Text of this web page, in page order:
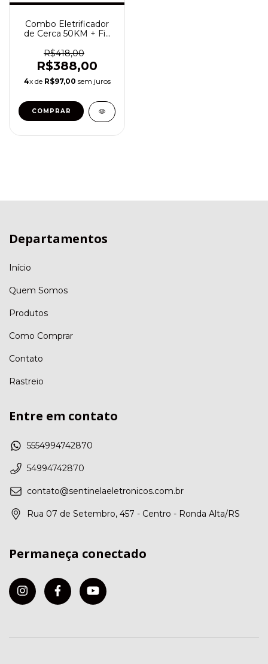
Combo Eletrificador
de Cerca 50KM + Fio
metros
R$418,00
R$388,00
4x de R$97,00 sem juros
Departamentos
Início
Quem Somos
Produtos
Como Comprar
Contato
Rastreio
Entre em contato
5554994742870
54994742870
contato@sentinelaeletronicos.com.br
Rua 07 de Setembro, 457 - Centro - Ronda Alta/RS
Permaneça conectado